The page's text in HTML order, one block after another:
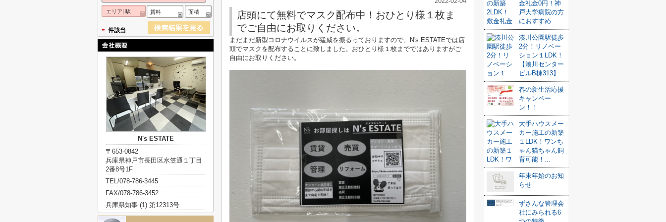
店頭にて無料でマスク配布中！おひとり様１枚ま
でご自由にお取りください。
まだまだ新型コロナウイルスが猛威を振るっておりますので、N's ESTATEでは店
頭でマスクを配布することに致しました。おひとり様１枚までではありますがご
自由にお取りください。
金礼金0円！神
戸大学病院の方
におすすめ...
湊川公園駅徒歩
2分！リノベー
ション１LDK！
【湊川センター
ビルB棟313】
春の新生活応援
キャンペー
ン！！
大手ハウスメー
カー施工の新築
１LDK！ワンち
ゃん猫ちゃん飼
育可能！...
年末年始のお知
らせ
ずさんな管理会
社にみられる6
エリア| 駅 賃料 面積
- 件該当
N's ESTATE
〒653-0842
兵庫県神戸市長田区水笠通１丁目
2番8号1F
TEL/078-786-3445
FAX/078-786-3452
兵庫県知事 (1) 第12313号